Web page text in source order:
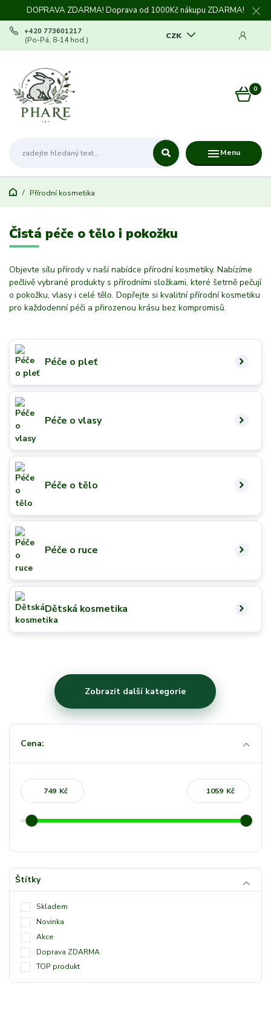
DOPRAVA ZDARMA! Doprava od 1000Kč nákupu ZDARMA!
Menu
CZK
+420 773601217
(Po-Pá, 8-14 hod.)
0
Přírodní kosmetika
Čistá péče o tělo i pokožku
Objevte sílu přírody v naší nabídce přírodní kosmetiky. Nabízíme
pečlivě vybrané produkty s přírodními složkami, které šetrně pečují
o pokožku, vlasy i celé tělo. Dopřejte si kvalitní přírodní kosmetiku
pro každodenní péči a přirozenou krásu bez kompromisů.
Péče o pleť
Péče o vlasy
Péče o tělo
Péče o ruce
Dětská kosmetika
Zobrazit další kategorie
Cena:
Kč Kč
Štítky
Skladem
Novinka
Akce
Doprava ZDARMA
TOP produkt